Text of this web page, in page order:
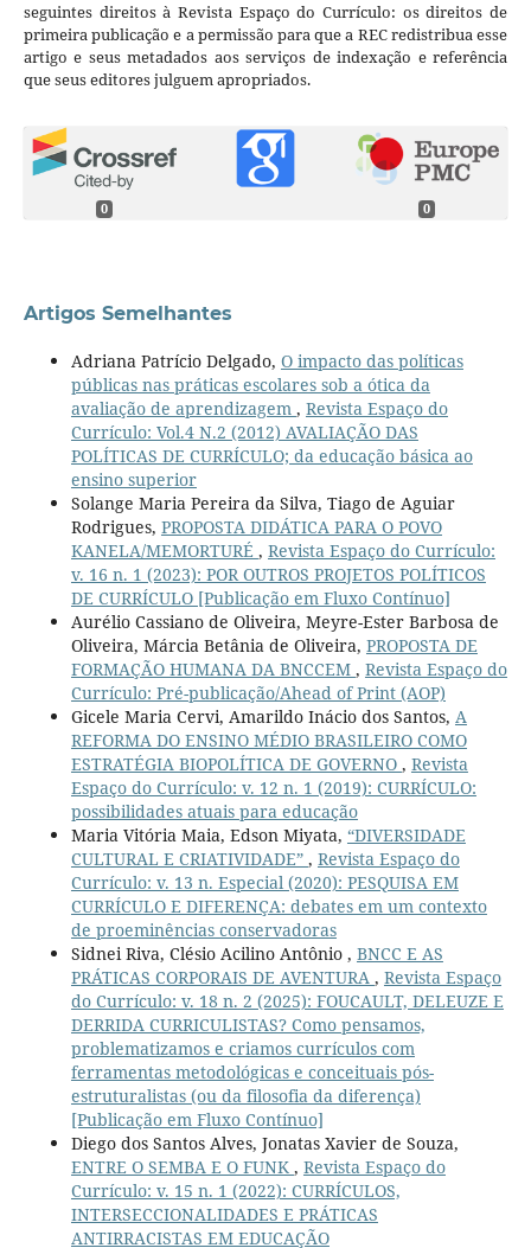
seguintes direitos à Revista Espaço do Currículo: os direitos de
primeira publicação e a permissão para que a REC redistribua esse
artigo e seus metadados aos serviços de indexação e referência
que seus editores julguem apropriados.
0 0
Artigos Semelhantes
Adriana Patrício Delgado, O impacto das políticas
públicas nas práticas escolares sob a ótica da
avaliação de aprendizagem , Revista Espaço do
Currículo: Vol.4 N.2 (2012) AVALIAÇÃO DAS
POLÍTICAS DE CURRÍCULO; da educação básica ao
ensino superior
Solange Maria Pereira da Silva, Tiago de Aguiar
Rodrigues, PROPOSTA DIDÁTICA PARA O POVO
KANELA/MEMORTURÉ , Revista Espaço do Currículo:
v. 16 n. 1 (2023): POR OUTROS PROJETOS POLÍTICOS
DE CURRÍCULO [Publicação em Fluxo Contínuo]
Aurélio Cassiano de Oliveira, Meyre-Ester Barbosa de
Oliveira, Márcia Betânia de Oliveira, PROPOSTA DE
FORMAÇÃO HUMANA DA BNCCEM , Revista Espaço do
Currículo: Pré-publicação/Ahead of Print (AOP)
Gicele Maria Cervi, Amarildo Inácio dos Santos, A
REFORMA DO ENSINO MÉDIO BRASILEIRO COMO
ESTRATÉGIA BIOPOLÍTICA DE GOVERNO , Revista
Espaço do Currículo: v. 12 n. 1 (2019): CURRÍCULO:
possibilidades atuais para educação
Maria Vitória Maia, Edson Miyata, “DIVERSIDADE
CULTURAL E CRIATIVIDADE” , Revista Espaço do
Currículo: v. 13 n. Especial (2020): PESQUISA EM
CURRÍCULO E DIFERENÇA: debates em um contexto
de proeminências conservadoras
Sidnei Riva, Clésio Acilino Antônio , BNCC E AS
PRÁTICAS CORPORAIS DE AVENTURA , Revista Espaço
do Currículo: v. 18 n. 2 (2025): FOUCAULT, DELEUZE E
DERRIDA CURRICULISTAS? Como pensamos,
problematizamos e criamos currículos com
ferramentas metodológicas e conceituais pós-
estruturalistas (ou da filosofia da diferença)
[Publicação em Fluxo Contínuo]
Diego dos Santos Alves, Jonatas Xavier de Souza,
ENTRE O SEMBA E O FUNK , Revista Espaço do
Currículo: v. 15 n. 1 (2022): CURRÍCULOS,
INTERSECCIONALIDADES E PRÁTICAS
ANTIRRACISTAS EM EDUCAÇÃO